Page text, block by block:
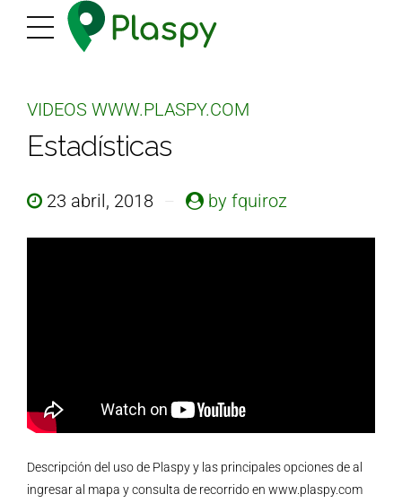
VIDEOS WWW.PLASPY.COM
Estadísticas
23 abril, 2018 by fquiroz
Descripción del uso de Plaspy y las principales opciones de al
ingresar al mapa y consulta de recorrido en www.plaspy.com